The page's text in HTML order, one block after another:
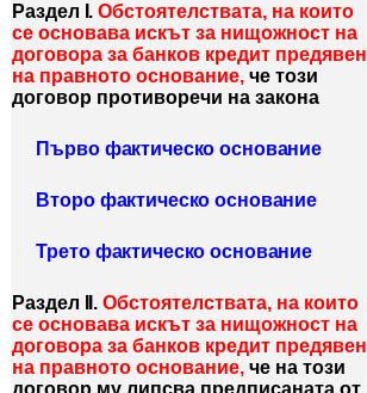
Раздел І.Обстоятелствата, на които
се основава искът за нищожност на
договора за банков кредит предявен
на правното основание,че този
договор противоречи на закона
Първо фактическо основание
Второ фактическо основание
Трето фактическо основание
Раздел ІІ.Обстоятелствата, на които
се основава искът за нищожност на
договора за банков кредит предявен
на правното основание,че на този